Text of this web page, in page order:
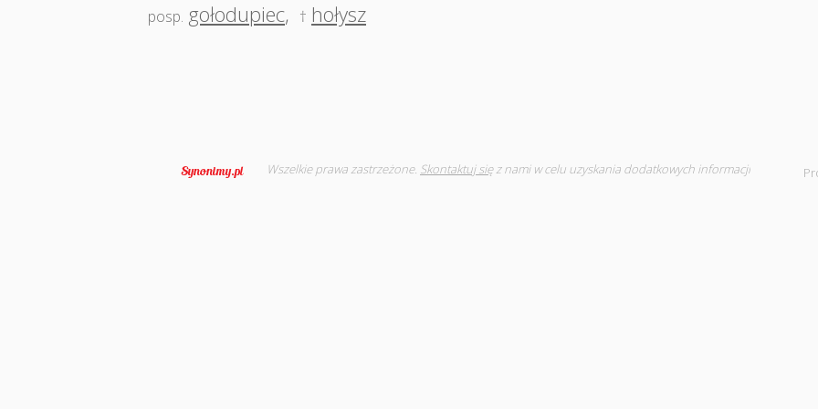
posp. gołodupiec, † hołysz
Wszelkie prawa zastrzeżone. Skontaktuj sięz nami w celu uzyskania dodatkowych informacji